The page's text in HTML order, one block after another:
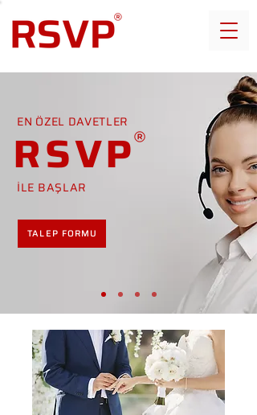
EN ÖZEL DAVETLER
RSVP
İLE BAŞLAR
TALEP FORMU